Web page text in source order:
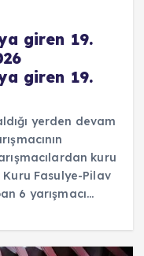
giren 19.
giren 19.
yerden devam
kuru
Fasulye-Pilav
6 yarışmacı…